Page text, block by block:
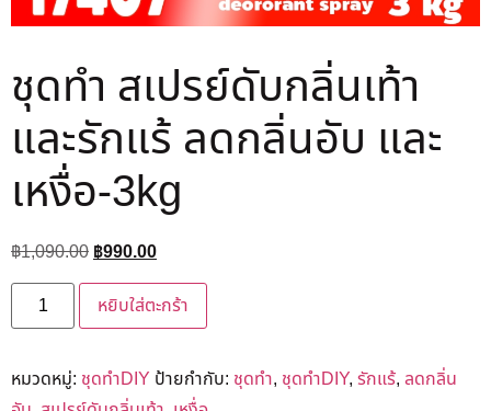
ชุดทำ สเปรย์ดับกลิ่นเท้า
และรักแร้ ลดกลิ่นอับ และ
เหงื่อ-3kg
฿1,090.00฿990.00
หยิบใส่ตะกร้า
หมวดหมู่: ชุดทำDIY ป้ายกำกับ: ชุดทำ, ชุดทำDIY, รักแร้, ลดกลิ่น